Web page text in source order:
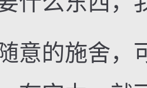
的施舍，